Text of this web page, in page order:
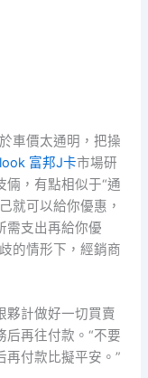
車價太通明，把操
富邦J卡市場研
倆，有點相似于“通
就可以給你優惠，
需支出再給你優
的情形下，經銷商
夥計做好一切買賣
后再往付款。“不要
再付款比擬平安。”